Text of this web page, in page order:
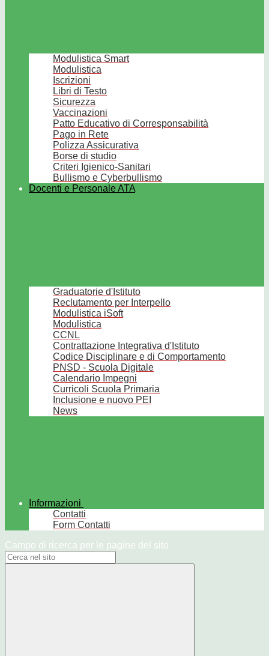
Modulistica Smart
Modulistica
Iscrizioni
Libri di Testo
Sicurezza
Vaccinazioni
Patto Educativo di Corresponsabilità
Pago in Rete
Polizza Assicurativa
Borse di studio
Criteri Igienico-Sanitari
Bullismo e Cyberbullismo
Docenti e Personale ATA
Graduatorie d'Istituto
Reclutamento per Interpello
Modulistica iSoft
Modulistica
CCNL
Contrattazione Integrativa d'Istituto
Codice Disciplinare e di Comportamento
PNSD - Scuola Digitale
Calendario Impegni
Curricoli Scuola Primaria
Inclusione e nuovo PEI
News
Informazioni
Contatti
Form Contatti
Campo di ricerca per le pagine del sito